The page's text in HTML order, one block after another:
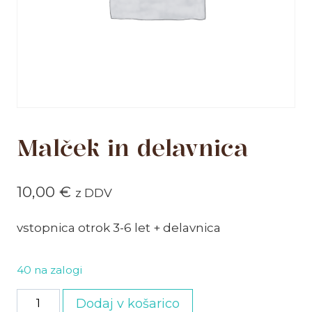
Malček in delavnica
10,00 € z DDV
vstopnica otrok 3-6 let + delavnica
40 na zalogi
Malček
Dodaj v košarico